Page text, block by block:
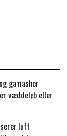
gamasher
væddeløb eller
luft